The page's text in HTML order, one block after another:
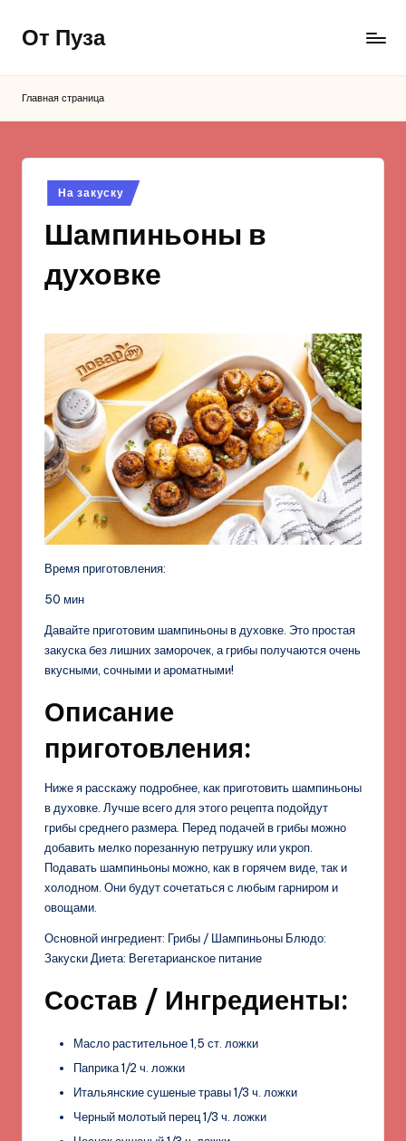
Перейти
содержимому
От Пуза
вкусные
Главная страница
Опубликовано
в
На закуску
Шампиньоны в
духовке
Время приготовления:
50 мин
Давайте приготовим шампиньоны в духовке. Это простая
закуска без лишних заморочек, а грибы получаются очень
вкусными, сочными и ароматными!
Описание
приготовления:
Ниже я расскажу подробнее, как приготовить шампиньоны
в духовке. Лучше всего для этого рецепта подойдут
грибы среднего размера. Перед подачей в грибы можно
добавить мелко порезанную петрушку или укроп.
Подавать шампиньоны можно, как в горячем виде, так и
холодном. Они будут сочетаться с любым гарниром и
овощами.
Основной ингредиент: Грибы / Шампиньоны Блюдо:
Закуски Диета: Вегетарианское питание
Состав / Ингредиенты:
Масло растительное 1,5 ст. ложки
Паприка 1/2 ч. ложки
Итальянские сушеные травы 1/3 ч. ложки
Черный молотый перец 1/3 ч. ложки